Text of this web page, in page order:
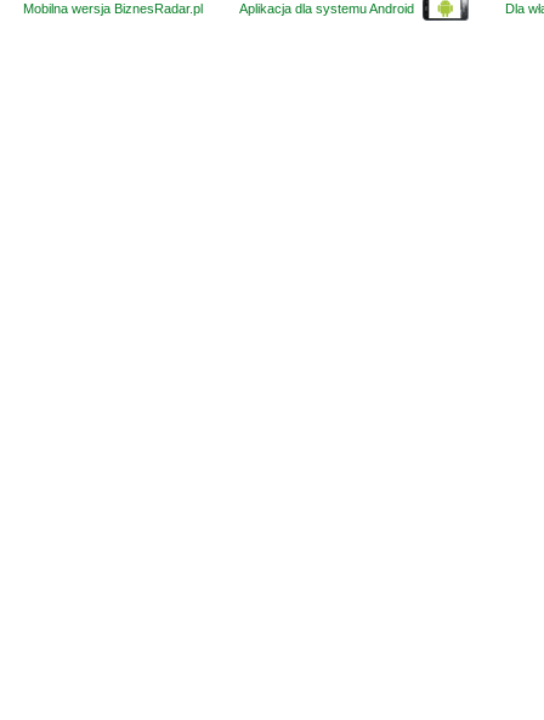
Mobilna wersja BiznesRadar.pl
Aplikacja dla systemu Android Dla